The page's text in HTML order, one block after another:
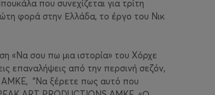
που συνεχίζεται για τρίτη
φορά στην Ελλάδα, το έργο του Νικ
«Να σου πω μια ιστορία» του Χόρχε
επαναλήψεις από την περσινή σεζόν,
“Να ξέρετε πως αυτό που